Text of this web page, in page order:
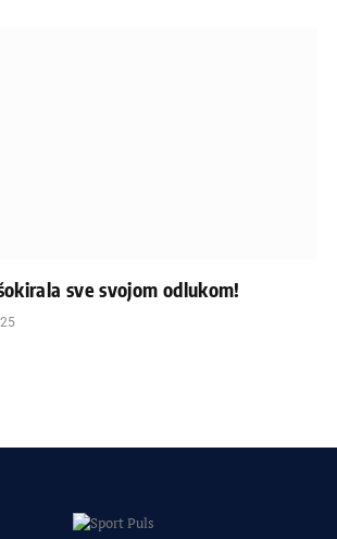
sve svojom odlukom!